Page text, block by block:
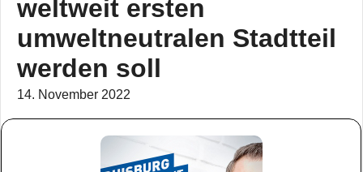
weltweit ersten
umweltneutralen Stadtteil
werden soll
14. November 2022